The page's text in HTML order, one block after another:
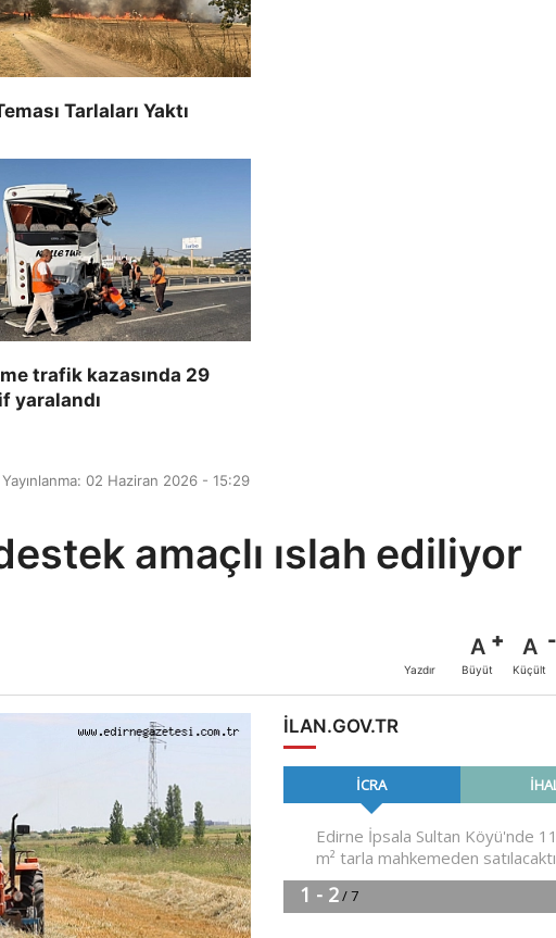
Tarlaları Yaktı
trafik kazasında 29
yaralandı
Yayınlanma: 02 Haziran 2026 - 15:29
amaçlı ıslah ediliyor
Yazdır
A
Büyüt
A
Küçült
ILAN.GOV.TR